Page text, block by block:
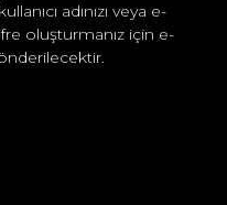
adınızı veya e-
oluşturmanız için e-